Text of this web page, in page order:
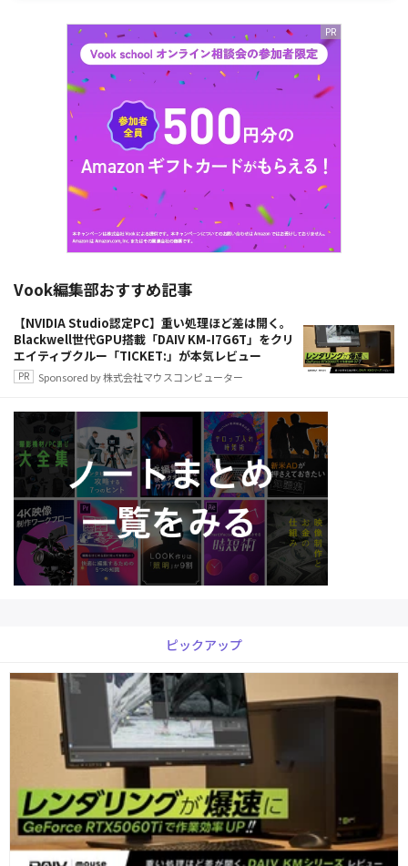
Vook編集部おすすめ記事
【NVIDIA Studio認定PC】重い処理ほど差は開く。
Blackwell世代GPU搭載「DAIV KM-I7G6T」をクリ
エイティブクルー「TICKET:」が本気レビュー
Sponsored by 株式会社マウスコンピューター
ピックアップ